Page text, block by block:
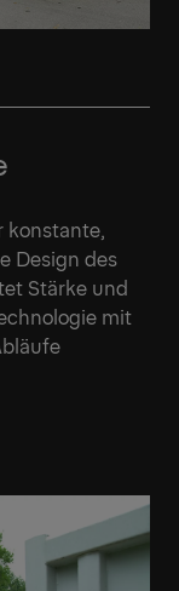
konstante,
Design des
Stärke und
mit